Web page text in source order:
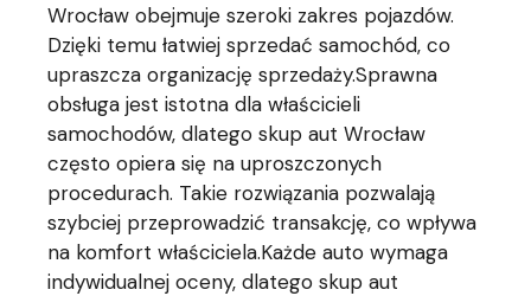
Wrocław obejmuje szeroki zakres pojazdów.
Dzięki temu łatwiej sprzedać samochód, co
upraszcza organizację sprzedaży.Sprawna
obsługa jest istotna dla właścicieli
samochodów, dlatego skup aut Wrocław
często opiera się na uproszczonych
procedurach. Takie rozwiązania pozwalają
szybciej przeprowadzić transakcję, co wpływa
na komfort właściciela.Każde auto wymaga
indywidualnej oceny, dlatego skup aut